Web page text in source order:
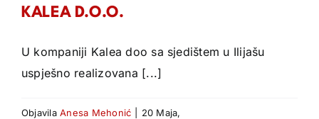
KALEA D.O.O.
U kompaniji Kalea doo sa sjedištem u Ilijašu
uspješno realizovana [...]
ObjavilaAnesa Mehonić
20 Maja,